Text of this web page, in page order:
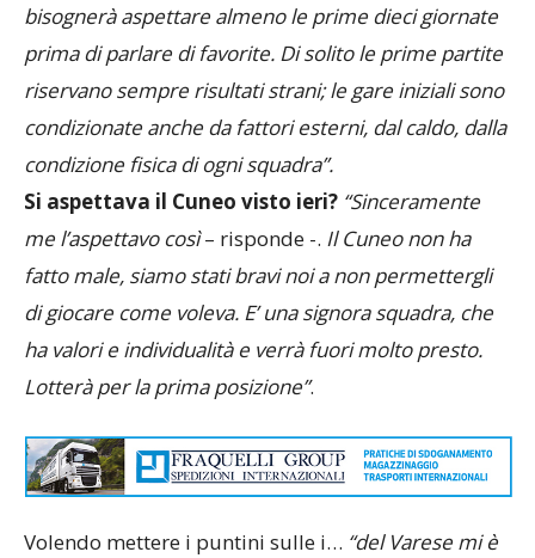
bisognerà aspettare almeno le prime dieci giornate
prima di parlare di favorite. Di solito le prime partite
riservano sempre risultati strani; le gare iniziali sono
condizionate anche da fattori esterni, dal caldo, dalla
condizione fisica di ogni squadra”.
Si aspettava il Cuneo visto ieri? “Sinceramente
me l’aspettavo così– risponde -. Il Cuneo non ha
fatto male, siamo stati bravi noi a non permettergli
di giocare come voleva. E’ una signora squadra, che
ha valori e individualità e verrà fuori molto presto.
Lotterà per la prima posizione”.
Volendo mettere i puntini sulle i… “del Varese mi è